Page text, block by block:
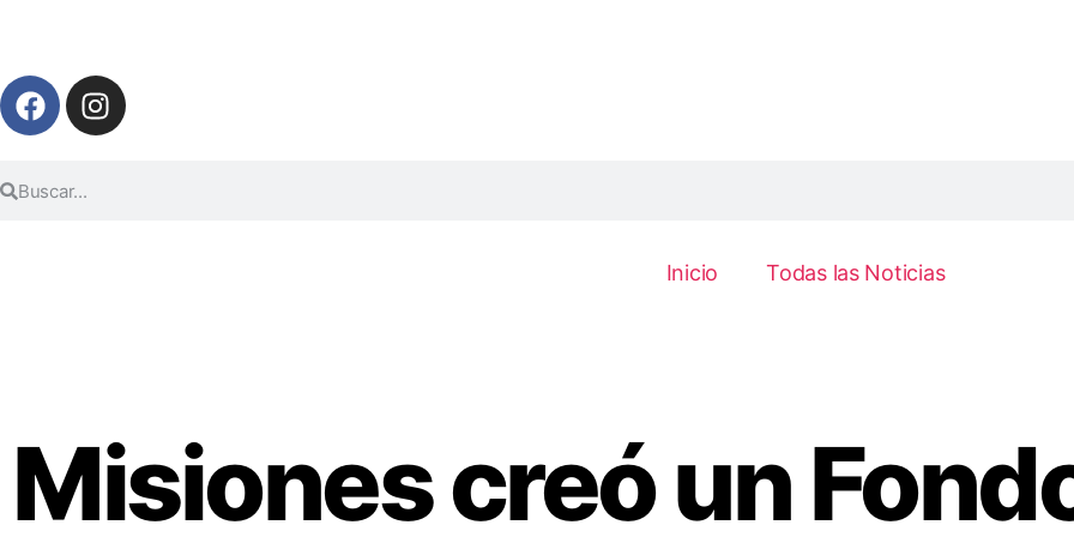
Inicio Todas las Noticias
Misiones creó un